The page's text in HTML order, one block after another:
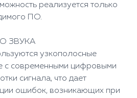
реализуется только
ПО.
ЗВУКА
узкополосные
с современными цифровыми
сигнала, что дает
ошибок, возникающих при